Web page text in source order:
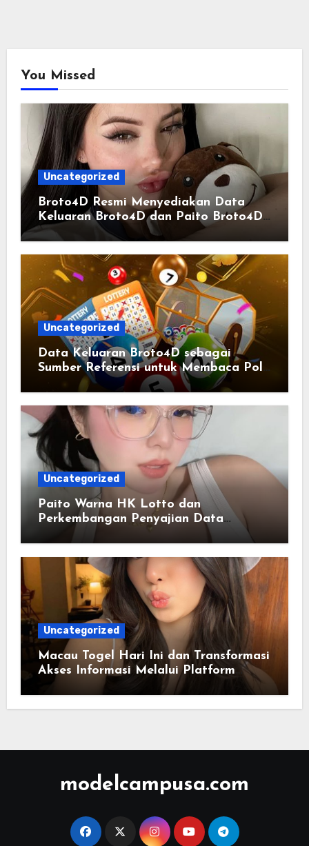
You Missed
Uncategorized
Broto4D Resmi Menyediakan Data
Keluaran Broto4D dan Paito Broto4D
yang Selalu Diperbarui
Uncategorized
Data Keluaran Broto4D sebagai
Sumber Referensi untuk Membaca Pola
Statistik
Uncategorized
Paito Warna HK Lotto dan
Perkembangan Penyajian Data
Berbasis Warna
Uncategorized
Macau Togel Hari Ini dan Transformasi
Akses Informasi Melalui Platform
Digital Modern
modelcampusa.com